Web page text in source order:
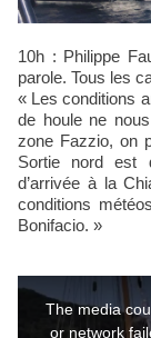
10h : Philippe Faure, président du comité de course prend la
parole. Tous les
« Les conditions
de houle ne
zone Fazzio, on
Sortie nord est
d’arrivée à la
conditions
Bonifacio. »